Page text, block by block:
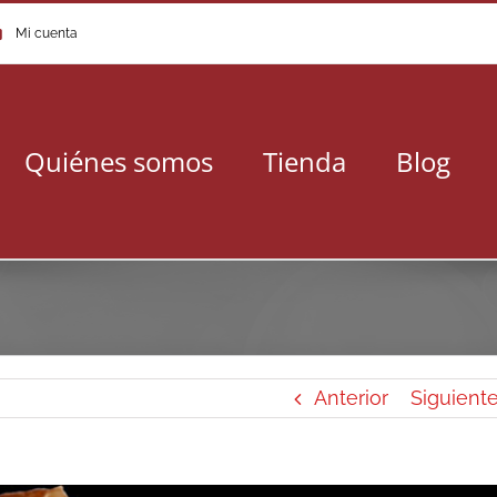
Mi cuenta
Quiénes somos Tienda Blog
Anterior